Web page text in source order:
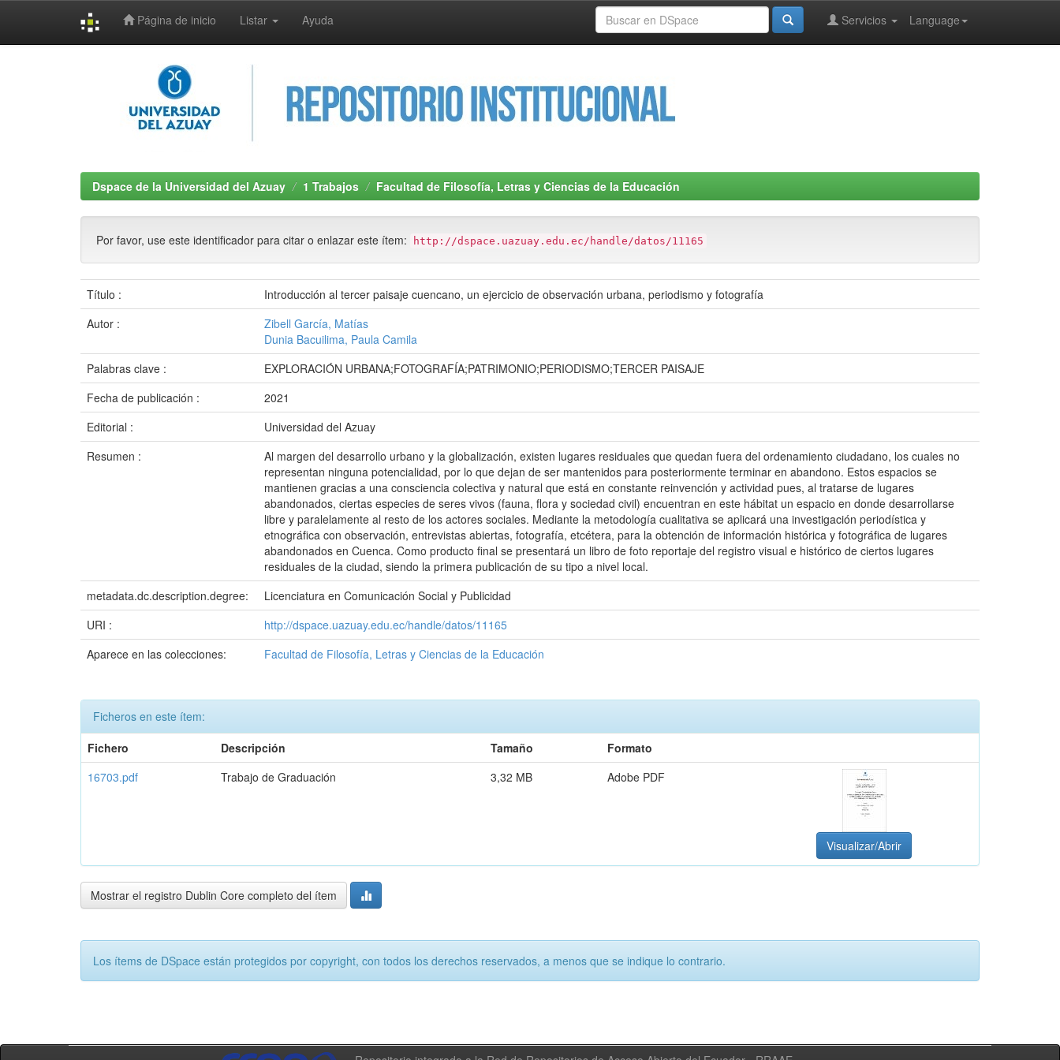
Página de inicio Listar Ayuda Language
Servicios
Dspace de la Universidad del Azuay 1 Trabajos Facultad de Filosofía, Letras y Ciencias de la Educación
Por favor, use este identificador para citar o enlazar este ítem: http://dspace.uazuay.edu.ec/handle/datos/11165
Título :
Introducción al tercer paisaje cuencano, un ejercicio de observación urbana, periodismo y fotografía
Autor :
Zibell García, Matías
Dunia Bacuilima, Paula Camila
Palabras clave :
EXPLORACIÓN URBANA;FOTOGRAFÍA;PATRIMONIO;PERIODISMO;TERCER PAISAJE
Fecha de publicación :
2021
Editorial :
Universidad del Azuay
Resumen :
Al margen del desarrollo urbano y la globalización, existen lugares residuales que quedan fuera del ordenamiento ciudadano, los cuales no
representan ninguna potencialidad, por lo que dejan de ser mantenidos para posteriormente terminar en abandono. Estos espacios se
mantienen gracias a una consciencia colectiva y natural que está en constante reinvención y actividad pues, al tratarse de lugares
abandonados, ciertas especies de seres vivos (fauna, flora y sociedad civil) encuentran en este hábitat un espacio en donde desarrollarse
libre y paralelamente al resto de los actores sociales. Mediante la metodología cualitativa se aplicará una investigación periodística y
etnográfica con observación, entrevistas abiertas, fotografía, etcétera, para la obtención de información histórica y fotográfica de lugares
abandonados en Cuenca. Como producto final se presentará un libro de foto reportaje del registro visual e histórico de ciertos lugares
residuales de la ciudad, siendo la primera publicación de su tipo a nivel local.
metadata.dc.description.degree:
Licenciatura en Comunicación Social y Publicidad
URI :
http://dspace.uazuay.edu.ec/handle/datos/11165
Aparece en las colecciones:
Facultad de Filosofía, Letras y Ciencias de la Educación
Ficheros en este ítem:
Fichero
Descripción Tamaño
Formato
16703.pdf
Trabajo de Graduación 3,32 MB Adobe PDF
Visualizar/Abrir
Mostrar el registro Dublin Core completo del ítem
Los ítems de DSpace están protegidos por copyright, con todos los derechos reservados, a menos que se indique lo contrario.